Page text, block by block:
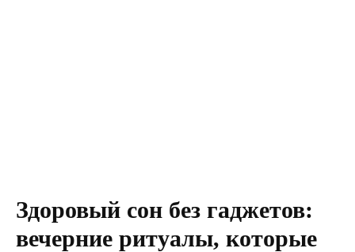
Здоровый сон без гаджетов:
вечерние ритуалы, которые